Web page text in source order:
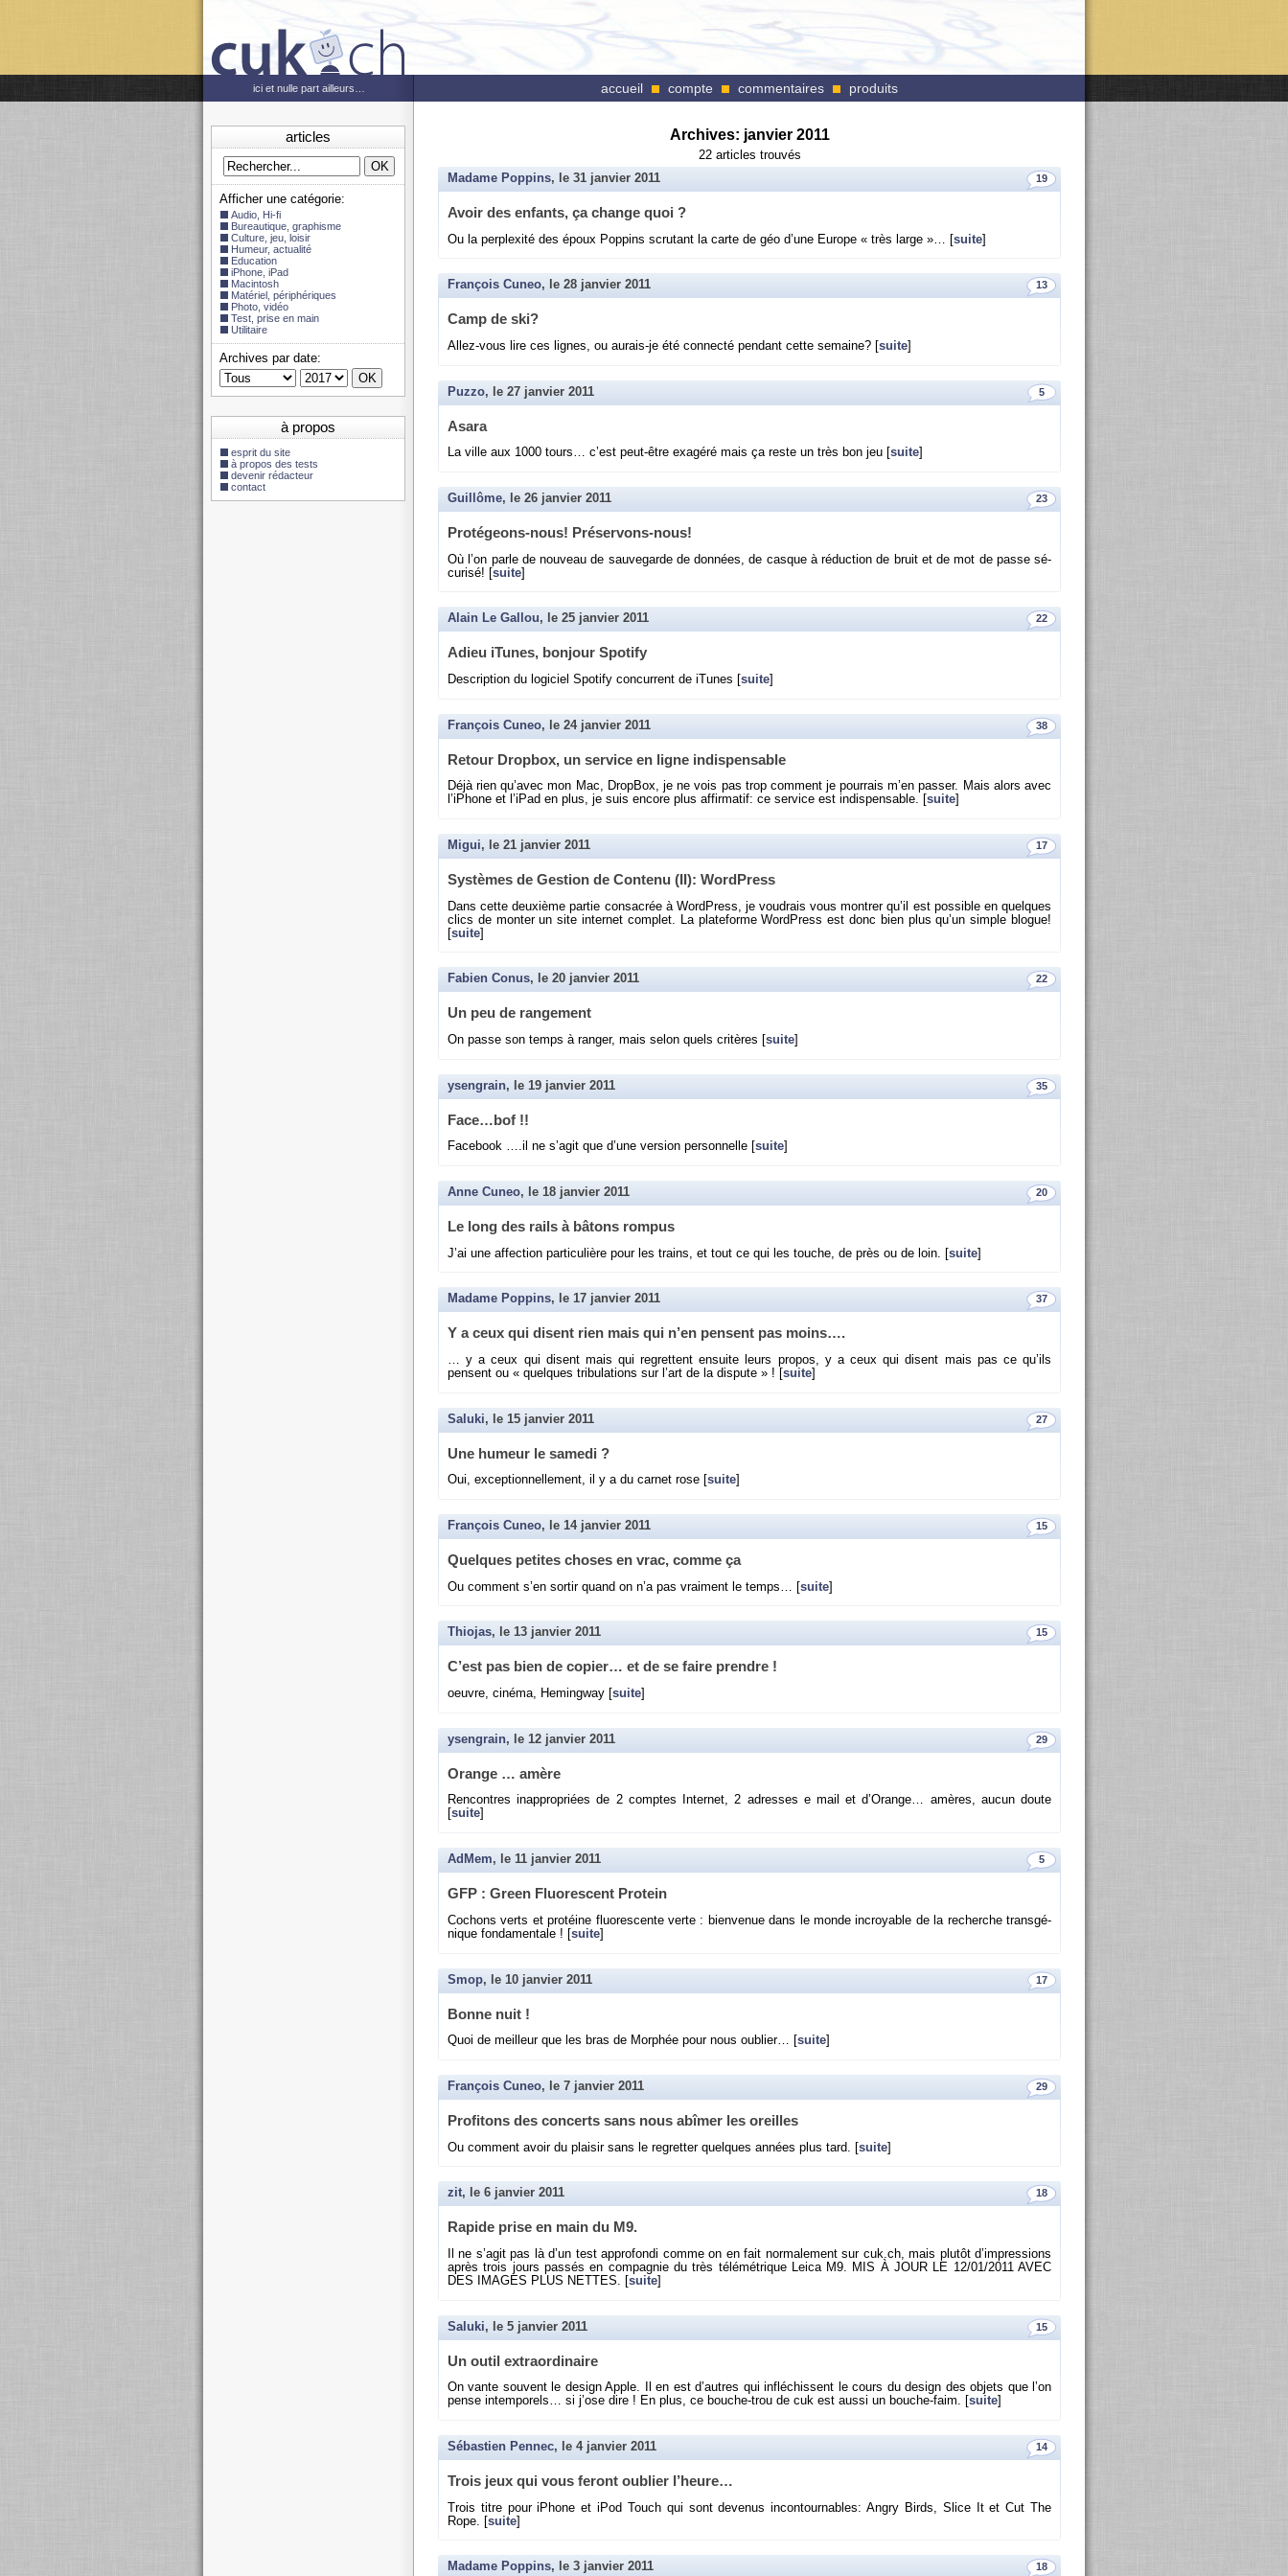
articles
Afficher une catégorie:
Audio, Hi-fi
Bureautique, graphisme
Culture, jeu, loisir
Humeur, actualité
Education
iPhone, iPad
Macintosh
Matériel, périphériques
Photo, vidéo
Test, prise en main
Utilitaire
Archives par date:
à propos
esprit du site
à propos des tests
devenir rédacteur
contact
Archives: janvier 2011
22 articles trouvés
19
Madame Poppins, le 31 janvier 2011
Avoir des en­fants, ça change quoi ?
Ou la per­plexité des époux Pop­pins scru­tant la carte de géo d’une Eu­rope « très large »… [suite]
13
François Cuneo, le 28 janvier 2011
Camp de ski?
Al­lez-vous lire ces lignes, ou au­rais-je été connecté pen­dant cette se­maine? [ suite
5
Puzzo, le 27 janvier 2011
Asara
La ville aux 1000 tours… c’est peut-être exa­géré mais ça reste un très bon jeu [ suite
23
Guillôme, le 26 janvier 2011
Pro­té­geons-nous! Pré­ser­vons-nous!
Où l’on parle de nou­veau de sau­ve­garde de don­nées, de casque à ré­duc­tion de bruit et de mot de passe sé­
cu­risé! [suite]
22
Alain Le Gallou, le 25 janvier 2011
Adieu iTunes, bon­jour Spo­tify
Des­crip­tion du lo­gi­ciel Spo­tify concur­rent de iTunes [ suite
38
François Cuneo, le 24 janvier 2011
Re­tour Drop­box, un ser­vice en ligne in­dis­pen­sable
Déjà rien qu’avec mon Mac, Drop­Box, je ne vois pas trop com­ment je pour­rais m’en pas­ser. Mais alors avec
l’iPhone et l’iPad en plus, je suis en­core plus af­fir­ma­tif: ce ser­vice est in­dis­pen­sable. [ suite
17
Migui, le 21 janvier 2011
Sys­tèmes de Ges­tion de Contenu (II): Word­Press
Dans cette deuxième par­tie consa­crée à Word­Press, je vou­drais vous mon­trer qu’il est pos­sible en quelques
clics de mon­ter un site in­ter­net com­plet. La pla­te­forme Word­Press est donc bien plus qu’un simple blogue!
[suite]
22
Fabien Conus, le 20 janvier 2011
Un peu de ran­ge­ment
On passe son temps à ran­ger, mais selon quels cri­tères [ suite
35
ysengrain, le 19 janvier 2011
Face…bof !!
Fa­ce­book ….il ne s’agit que d’une ver­sion per­son­nelle [ suite
20
Anne Cuneo, le 18 janvier 2011
Le long des rails à bâ­tons rom­pus
J’ai une af­fec­tion par­ti­cu­lière pour les trains, et tout ce qui les touche, de près ou de loin. [suite]
37
Madame Poppins, le 17 janvier 2011
Y a ceux qui disent rien mais qui n’en pensent pas moins….
… y a ceux qui disent mais qui re­grettent en­suite leurs pro­pos, y a ceux qui disent mais pas ce qu’ils
pensent ou « quelques tri­bu­la­tions sur l’art de la dis­pute » ! [ suite
27
Saluki, le 15 janvier 2011
Une hu­meur le sa­medi ?
Oui, ex­cep­tion­nel­le­ment, il y a du car­net rose [ suite
15
François Cuneo, le 14 janvier 2011
Quelques pe­tites choses en vrac, comme ça
Ou com­ment s’en sor­tir quand on n’a pas vrai­ment le temps… [suite]
15
Thiojas, le 13 janvier 2011
C’est pas bien de co­pier… et de se faire prendre !
oeuvre, ci­néma, He­ming­way [ suite
29
ysengrain, le 12 janvier 2011
Orange … amère
Ren­contres in­ap­pro­priées de 2 comptes In­ter­net, 2 adresses e mail et d’Orange… amères, aucun doute
suite
5
AdMem, le 11 janvier 2011
GFP : Green Fluo­res­cent Pro­tein
Co­chons verts et pro­téine fluo­res­cente verte : bien­ve­nue dans le monde in­croyable de la re­cherche trans­gé­
nique fon­da­men­tale ! [suite]
17
Smop, le 10 janvier 2011
Bonne nuit !
Quoi de meilleur que les bras de Mor­phée pour nous ou­blier… [ suite
29
François Cuneo, le 7 janvier 2011
Pro­fi­tons des concerts sans nous abî­mer les oreilles
Ou com­ment avoir du plai­sir sans le re­gret­ter quelques an­nées plus tard. [suite]
18
zit, le 6 janvier 2011
Ra­pide prise en main du M9.
Il ne s’agit pas là d’un test ap­pro­fondi comme on en fait nor­ma­le­ment sur cuk.​ch, mais plu­tôt d’im­pres­sions
après trois jours pas­sés en com­pa­gnie du très té­lé­mé­trique Leica M9. MIS À JOUR LE 12/01/2011 AVEC
DES IMAGES PLUS NETTES. [suite]
15
Saluki, le 5 janvier 2011
Un outil ex­tra­or­di­naire
On vante sou­vent le de­sign Apple. Il en est d’autres qui in­flé­chissent le cours du de­sign des ob­jets que l’on
pense in­tem­po­rels… si j’ose dire ! En plus, ce bouche-trou de cuk est aussi un bouche-faim. [ suite
14
Sébastien Pennec, le 4 janvier 2011
Trois jeux qui vous fe­ront ou­blier l’heure…
Trois titre pour iPhone et iPod Touch qui sont de­ve­nus in­con­tour­nables: Angry Birds, Slice It et Cut The
Rope. [suite]
18
Madame Poppins, le 3 janvier 2011
ici et nulle part ailleurs… accueil compte commentaires produits